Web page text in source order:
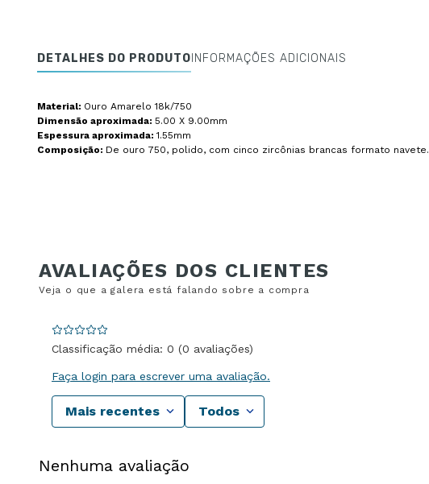
DETALHES DO PRODUTO INFORMAÇÕES ADICIONAIS
Material: Ouro Amarelo 18k/750
Dimensão aproximada: 5.00 X 9.00mm
Espessura aproximada:1.55mm
Composição: De ouro 750, polido, com cinco zircônias brancas formato navete.
Classificação média: 0 (0 avaliações)
Faça login para escrever uma avaliação.
Mais recentes Todos
Nenhuma avaliação